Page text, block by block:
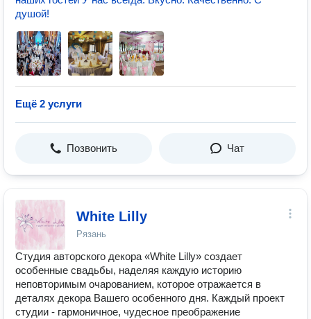
душой!
Ещё 2 услуги
Позвонить Чат
White Lilly
Рязань
Студия авторского декора «White Lilly» создает
особенные свадьбы, наделяя каждую историю
неповторимым очарованием, которое отражается в
деталях декора Вашего особенного дня. Каждый проект
студии - гармоничное, чудесное преображение